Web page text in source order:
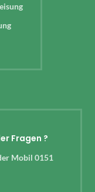
Fragen ?
Mobil 0151